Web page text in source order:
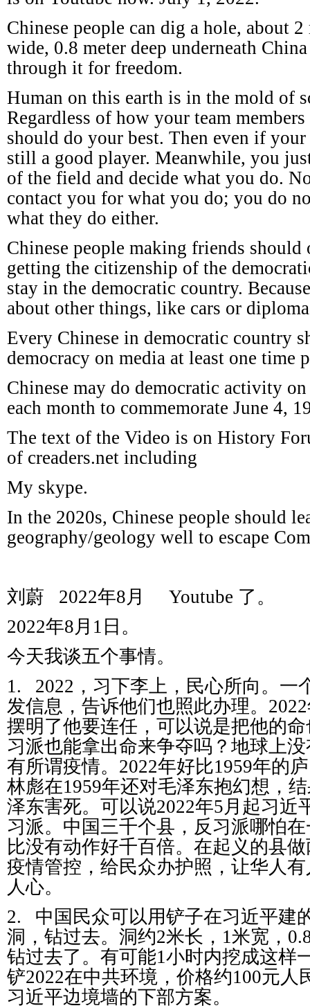
Chinese people can dig a hole, about
wide, 0.8 meter deep underneath
through it for freedom.
Human on this earth is in the mold of
Regardless of how your team
should do your best. Then even if your
still a good player. Meanwhile, you
of the field and decide what you do.
contact you for what you do; you do
what they do either.
Chinese people making friends
getting the citizenship of the
stay in the democratic country.
about other things, like cars or
Every Chinese in democratic country
democracy on media at least one time
Chinese may do democratic activity
each month to commemorate June 4,
The text of the Video is on History
of creaders.net including
My skype.
In the 2020s, Chinese people should
geography/geology well to escape
刘蔚 2022年8月 Youtube 了。
2022年8月 1 日。
今天我谈五个事情。
1.
2022 ，习下李上，民心所向。一
发信息，告诉他们也照此办理。 2022
摆明了他要连任，可以说是把他的
习派也能拿出命来争夺吗？地球上
有所谓疫情。 2022年好比1959年的
林彪在1959年还对毛泽东抱幻想，
泽东害死。可以说2022年5月起习近
习派。中国三千个县，反习派哪怕
比没有动作好千百倍。在起义的县
疫情管控，给民众办护照，让华人
人心。
2.
中国民众可以用铲子在习近平建
洞，钻过去。洞约2米长， 1米宽，
钻过去了。有可能1小时内挖成这样
铲2022在中共环境，价格约100元人
习近平边境墙的下部方案。